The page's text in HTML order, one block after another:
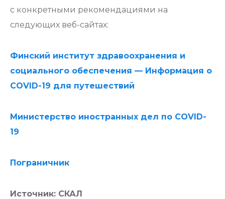
с конкретными рекомендациями на
следующих веб-сайтах:
Финский институт здравоохранения и
социального обеспечения — Информация о
COVID-19 для путешествий
Министерство иностранных дел по COVID-
19
Пограничник
Источник: СКАЛ